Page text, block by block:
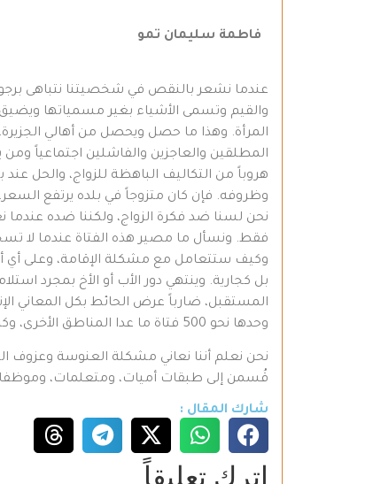
فاطمة سليمان تمو
عندما نشعر بالنقص في شخصيتنا نتباهى
والقيم وتسمى الأشياء بغير مسمياتها
المرأة. وهذا ما حصل ويحصل من أهالي
المطلقين والعاجزين والفاشلين اجتماعياً
وظروفه. فإن كان متزوجاً في بلده يرتفع
نحن لسنا ضد فكرة الزواج، ولكننا ضده عندما
فقط. ونسأل ما مصير هذه الفتاة عندما لا
وكيف ستتعامل مع مشكلة الإقامة، وعلى أي
بل كجارية. وينتهي دور الأب أو الأخ بمجرد
المستقبل، ضارباً عرض الحائط بكل المعاني
وحدها نحو 500 فتاة ما عدا المناطق الأخرى، وكم منهن أتت مطلقة أو تعيش بذل في حياة أجبرت عليها قسراً.
نحن نعلم أننا نعاني مشكلة العنوسة وعزوف
قُسمن إلى طبقات أميات، ومتعلمات،
شارك المقال :
اترك تعليقاً